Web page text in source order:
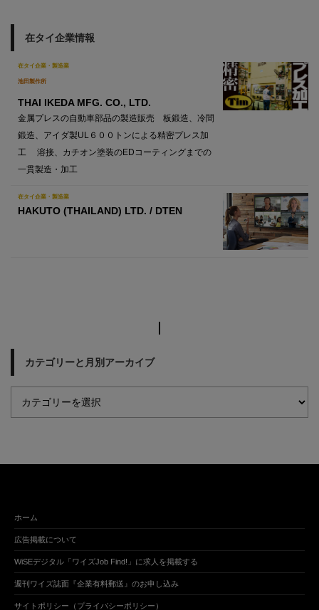
在タイ企業情報
在タイ企業・製造業
池田製作所
THAI IKEDA MFG. CO., LTD.
金属プレスの自動車部品の製造販売 板鍛造、冷間
鍛造、アイダ製UL６００トンによる精密プレス加
工 溶接、カチオン塗装のEDコーティングまでの
一貫製造・加工
在タイ企業・製造業
HAKUTO (THAILAND) LTD. / DTEN
カテゴリーと月別アーカイブ
ホーム
広告掲載について
WiSEデジタル「ワイズJob Find!」に求人を掲載する
週刊ワイズ誌面『企業有料郵送』のお申し込み
サイトポリシー（プライバシーポリシー）